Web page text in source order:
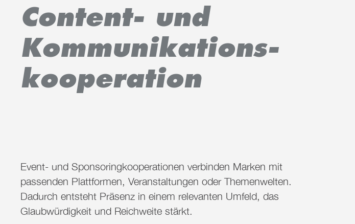
Content- und
Kommunikations-
kooperation
Event- und Sponsoringkooperationen verbinden Marken mit
passenden Plattformen, Veranstaltungen oder Themenwelten.
Dadurch entsteht Präsenz in einem relevanten Umfeld, das
Glaubwürdigkeit und Reichweite stärkt.